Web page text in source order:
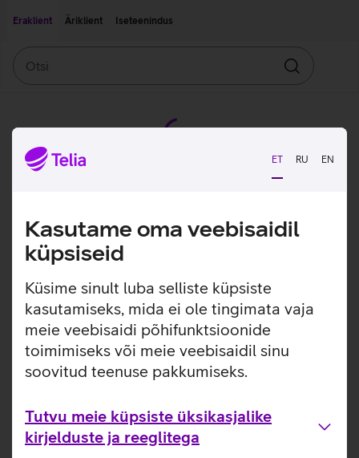
ET RU EN
Kasutame oma veebisaidil
küpsiseid
Küsime sinult luba selliste küpsiste
kasutamiseks, mida ei ole tingimata vaja
meie veebisaidi põhifunktsioonide
toimimiseks või meie veebisaidil sinu
soovitud teenuse pakkumiseks.
Tutvu meie küpsiste üksikasjalike
kirjelduste ja reeglitega
Eraklient
Äriklient Iseteenindus
Otsin